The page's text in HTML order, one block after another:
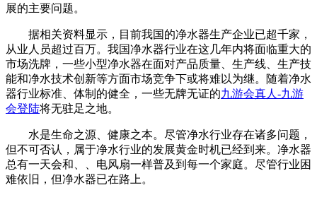
展的主要问题。
据相关资料显示，目前我国的净水器生产企业已超千家，
从业人员超过百万。我国净水器行业在这几年内将面临重大的
市场洗牌，一些小型净水器在面对产品质量、生产线、生产技
能和净水技术创新等方面市场竞争下或将难以为继。随着净水
器行业标准、体制的健全，一些无牌无证的九游会真人-九游
会登陆将无驻足之地。
水是生命之源、健康之本。尽管净水行业存在诸多问题，
但不可否认，属于净水行业的发展黄金时机已经到来。净水器
总有一天会和、、电风扇一样普及到每一个家庭。尽管行业困
难依旧，但净水器已在路上。